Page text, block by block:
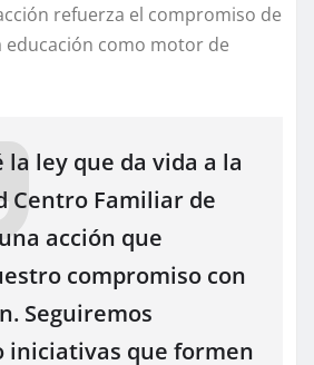
refuerza el compromiso de
educación como motor de
la ley que da vida a la
Centro Familiar de
acción que
compromiso con
Seguiremos
iniciativas que formen